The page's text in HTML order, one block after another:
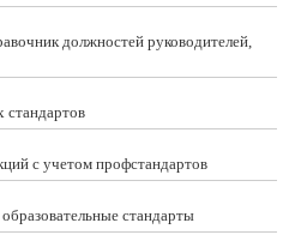
должностей руководителей,
стандартов
с учетом профстандартов
стандарты